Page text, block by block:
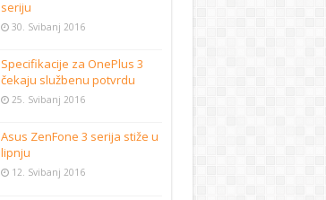
seriju
30. Svibanj 2016
Specifikacije za OnePlus 3
čekaju službenu potvrdu
25. Svibanj 2016
Asus ZenFone 3 serija stiže u
lipnju
12. Svibanj 2016